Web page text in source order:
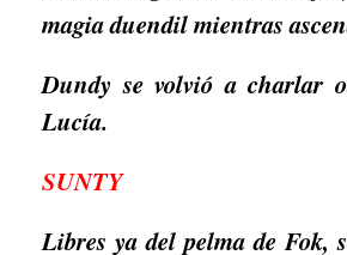
magia duendil mientras
Dundy se volvió a charlar
Lucía.
SUNTY
Libres ya del pelma de Fok,